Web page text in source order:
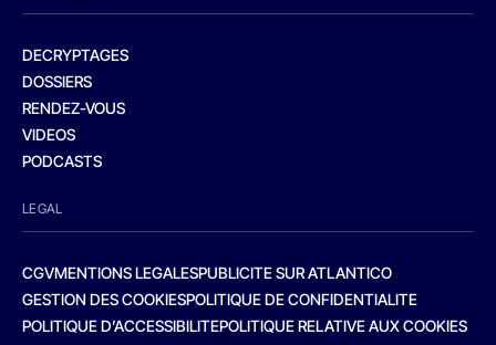
DECRYPTAGES
DOSSIERS
RENDEZ-VOUS
VIDEOS
PODCASTS
LEGAL
CGVMENTIONS LEGALESPUBLICITE SUR ATLANTICO
GESTION DES COOKIESPOLITIQUE DE CONFIDENTIALITE
POLITIQUE D’ACCESSIBILITEPOLITIQUE RELATIVE AUX COOKIES